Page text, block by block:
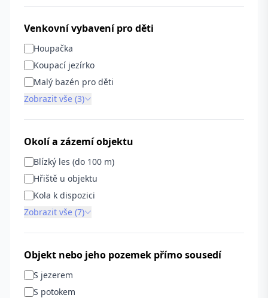
Venkovní vybavení pro děti
Houpačka
Koupací jezírko
Malý bazén pro děti
Zobrazit vše (3)
Okolí a zázemí objektu
Blízký les (do 100 m)
Hřiště u objektu
Kola k dispozici
Zobrazit vše (7)
Objekt nebo jeho pozemek přímo sousedí
S jezerem
S potokem